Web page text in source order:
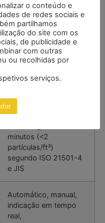
10 horas em contínuo
Diodo laser de longa
duração
50 % @ 0,3 µm
>0,45 µm segundo JIS
minutos (<2
partículas/ft³)
segundo ISO 21501-4
e JIS
Automático, manual,
indicação em tempo
real,
o conteúdo e
de redes sociais e
partilhamos
do site com os
de publicidade e
com outras
ou recolhidas por
serviços.